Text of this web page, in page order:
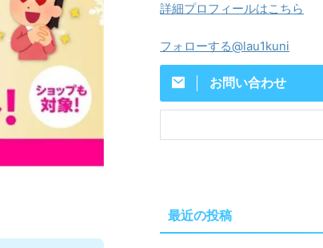
詳細プロフィールはこちら
フォローする@lau1kuni
お問い合わせ
最近の投稿